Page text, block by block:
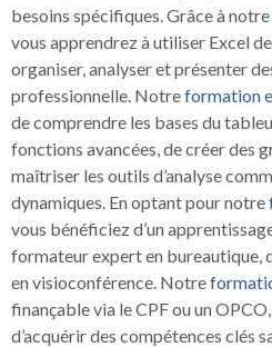
besoins spécifiques. Grâce à notre
vous apprendrez à utiliser Excel
organiser, analyser et présenter
professionnelle. Notreformation
de comprendre les bases du
fonctions avancées, de créer des
maîtriser les outils d’analyse
dynamiques. En optant pour notre
vous bénéficiez d’un
formateur expert en bureautique,
en visioconférence. Notre
finançable via le CPF ou un
d’acquérir des compétences clés